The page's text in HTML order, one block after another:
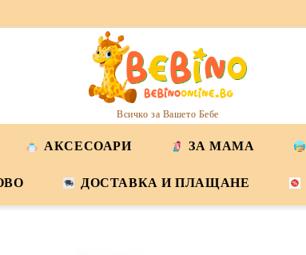
Всичко за Вашето Бебе
АКСЕСОАРИ ЗА МАМА
ДОСТАВКА И ПЛАЩАНЕ